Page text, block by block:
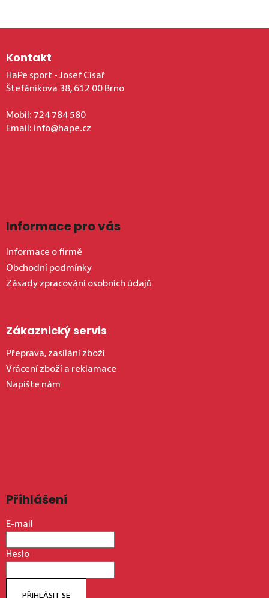
Zápatí
Kontakt
HaPe sport - Josef Císař
Štefánikova 38, 612 00 Brno
Mobil: 724 784 580
Email: info@hape.cz
Informace pro vás
Informace o firmě
Obchodní podmínky
Zásady zpracování osobních údajů
Zákaznický servis
Přeprava, zasílání zboží
Vrácení zboží a reklamace
Napište nám
Přihlášení
E-mail
Heslo
PŘIHLÁSIT SE